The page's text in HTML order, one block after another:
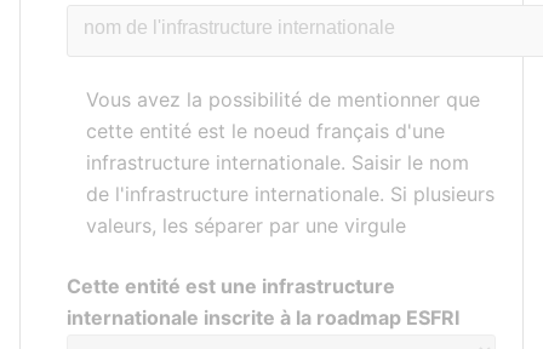
Vous avez la possibilité de mentionner que
cette entité est le noeud français d'une
infrastructure internationale. Saisir le nom
de l'infrastructure internationale. Si plusieurs
valeurs, les séparer par une virgule
Cette entité est une infrastructure
internationale inscrite à la roadmap ESFRI